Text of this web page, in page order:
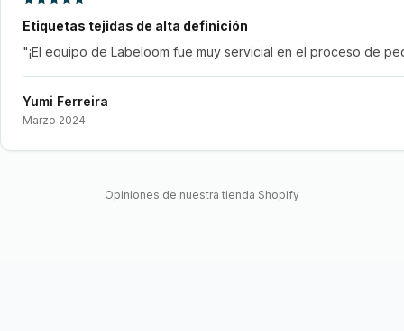
Etiquetas tejidas de alta definición
"¡El equipo de Labeloom fue muy servicial en el proceso de
Yumi Ferreira
Marzo 2024
Opiniones de nuestra tienda Shopify